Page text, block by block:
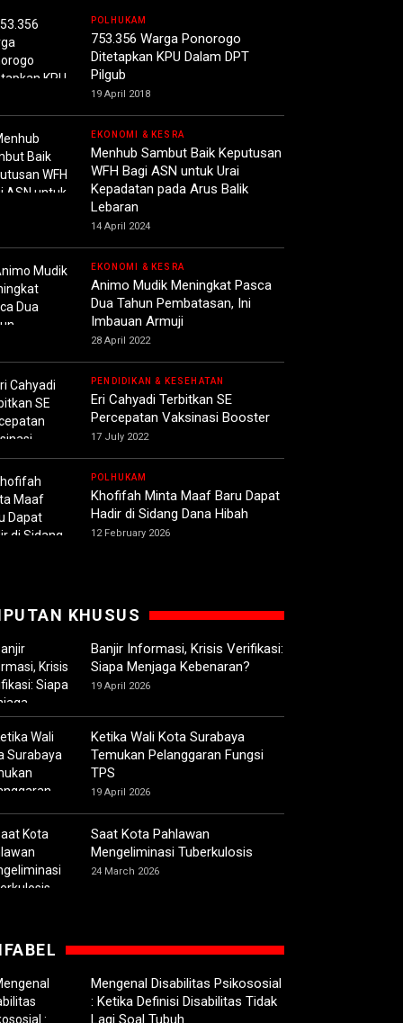
POLHUKAM
753.356 Warga Ponorogo
Ditetapkan KPU Dalam DPT
Pilgub
19 April 2018
EKONOMI & KESRA
Menhub Sambut Baik Keputusan
WFH Bagi ASN untuk Urai
Kepadatan pada Arus Balik
Lebaran
14 April 2024
EKONOMI & KESRA
Animo Mudik Meningkat Pasca
Dua Tahun Pembatasan, Ini
Imbauan Armuji
28 April 2022
PENDIDIKAN & KESEHATAN
Eri Cahyadi Terbitkan SE
Percepatan Vaksinasi Booster
17 July 2022
POLHUKAM
Khofifah Minta Maaf Baru Dapat
Hadir di Sidang Dana Hibah
12 February 2026
KHUSUS
Banjir Informasi, Krisis Verifikasi:
Siapa Menjaga Kebenaran?
19 April 2026
Ketika Wali Kota Surabaya
Temukan Pelanggaran Fungsi
TPS
19 April 2026
Saat Kota Pahlawan
Mengeliminasi Tuberkulosis
24 March 2026
Mengenal Disabilitas Psikososial
: Ketika Definisi Disabilitas Tidak
Lagi Soal Tubuh